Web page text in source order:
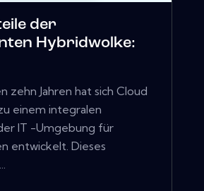
der
Hybridwolke:
zehn Jahren hat sich Cloud
einem integralen
IT -Umgebung für
entwickelt. Dieses